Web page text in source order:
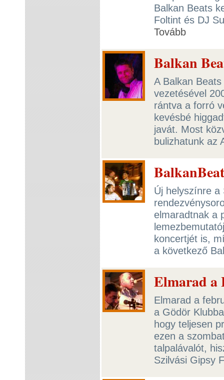
Balkan Beats
Foltint és DJ
Tovább
Balkan
A Balkan
vezetésével
rántva a forró
kevésbé
javát. Most
bulizhatunk az
Új helyszínre a
elmaradtnak a
koncertjét is,
a következő
Elmarad a
Elmarad a
a Gödör
hogy teljesen
ezen a
talpalávalót,
Szilvási Gipsy